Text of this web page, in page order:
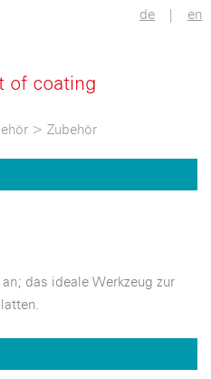
de | en
> Zubehör
das ideale Werkzeug zur